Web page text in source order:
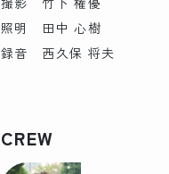
照明 田中 心樹
録音 西久保 将夫
CREW